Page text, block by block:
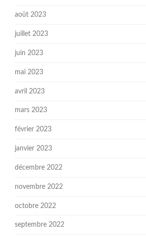
août 2023
juillet 2023
juin 2023
mai 2023
avril 2023
mars 2023
février 2023
janvier 2023
décembre 2022
novembre 2022
octobre 2022
septembre 2022